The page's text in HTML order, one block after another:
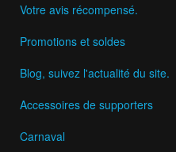
Votre avis récompensé.
Promotions et soldes
Blog, suivez l'actualité du site.
Accessoires de supporters
Carnaval